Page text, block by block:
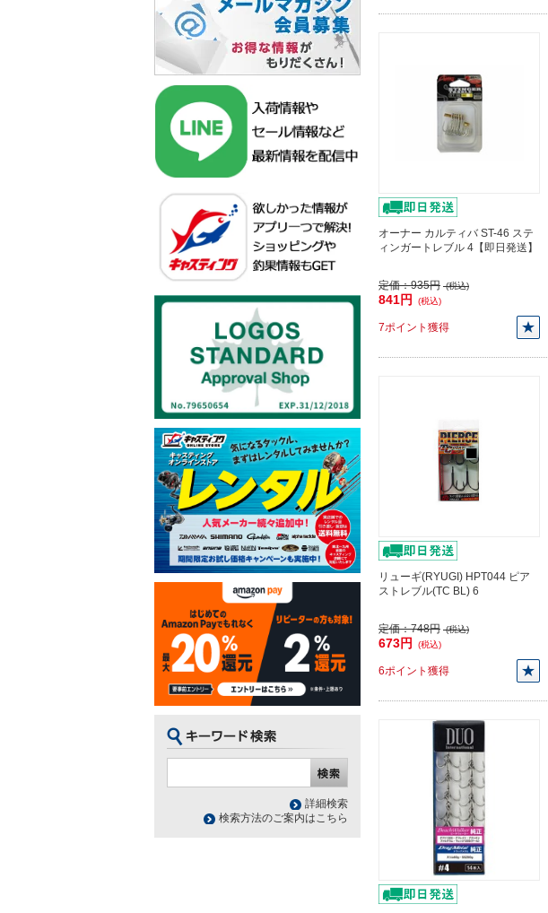
オーナー カルティバ ST-46 ステ
ィンガートレブル 4【即日発送】
定価：935円 (税込)
841円 (税込)
7ポイント獲得
リューギ(RYUGI) HPT044 ピア
ストレブル(TC BL) 6
定価：748円 (税込)
673円 (税込)
6ポイント獲得
詳細検索
検索方法のご案内はこちら